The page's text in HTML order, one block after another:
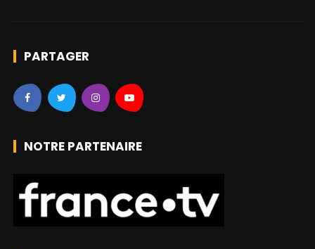
PARTAGER
NOTRE PARTENAIRE